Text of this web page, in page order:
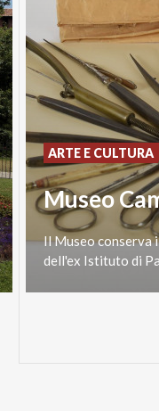
Museo
IlMuseoconserva
dell'ex Istituto di
ARTE E CULTURA